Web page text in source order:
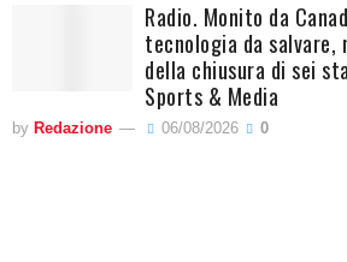
Radio. Monito da
tecnologia da salvare,
della chiusura di sei
Sports & Media
by Redazione 06/08/2026 0